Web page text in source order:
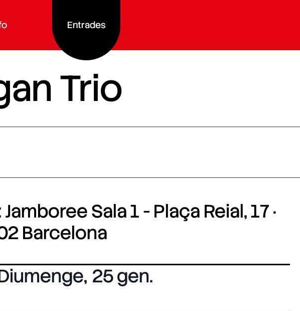
Entrades
Trio
Sala 1 - Plaça Reial, 17 ·
Barcelona
, 25 gen.